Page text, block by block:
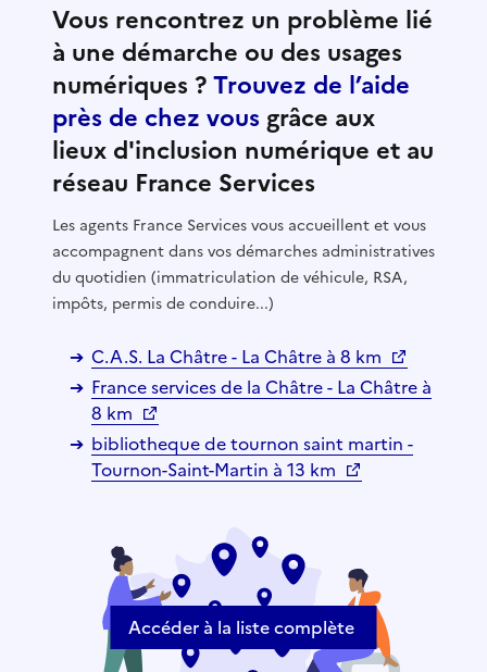
Vous rencontrez un problème lié
à une démarche ou des usages
numériques ?Trouvez de l’aide
près de chez vous grâce aux
lieux d'inclusion numérique et au
réseau France Services
Les agents France Services vous accueillent et vous
accompagnent dans vos démarches administratives
du quotidien (immatriculation de véhicule, RSA,
impôts, permis de conduire...)
C.A.S. La Châtre - La Châtre à 8 km
France services de la Châtre - La Châtre à
8 km
bibliotheque de tournon saint martin -
Tournon-Saint-Martin à 13 km
Accéder à la liste complète